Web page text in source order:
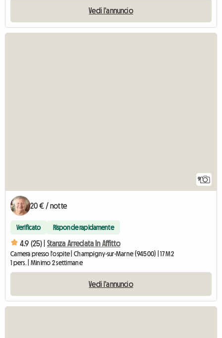
Vedi l'annuncio
9
20 € / notte
Verificato Risponde rapidamente
4.9 (25) | Stanza Arredata In Affitto
Camera presso l'ospite | Champigny-sur-Marne (94500) | 17 M2
1 pers. | Minimo 2 settimane
Vedi l'annuncio